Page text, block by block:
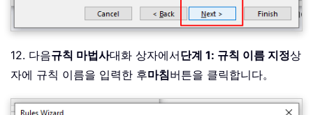
12. 다음규칙 마법사대화 상자에서단계 1: 규칙 이름 지정상
자에 규칙 이름을 입력한 후마침버튼을 클릭합니다。